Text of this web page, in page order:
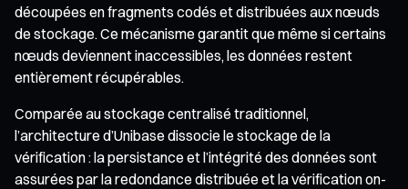
découpées en fragments codés et distribuées aux nœuds
de stockage. Ce mécanisme garantit que même si certains
nœuds deviennent inaccessibles, les données restent
entièrement récupérables.
Comparée au stockage centralisé traditionnel,
l’architecture d’Unibase dissocie le stockage de la
vérification : la persistance et l’intégrité des données sont
assurées par la redondance distribuée et la vérification on-